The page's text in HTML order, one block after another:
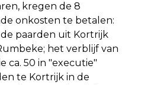
kregen de 8
onkosten te betalen:
paarden uit Kortrijk
het verblijf van
ca. 50 in "executie"
te Kortrijk in de